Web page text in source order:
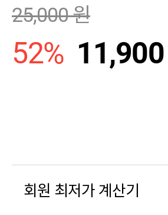
25,000원
52% 11,900
회원 최저가 계산기